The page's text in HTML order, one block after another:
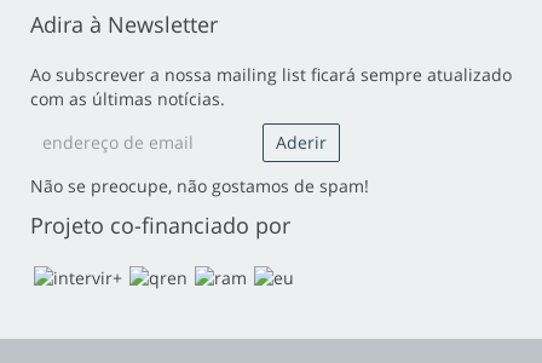
Adira à Newsletter
Ao subscrever a nossa mailing list ficará sempre atualizado
com as últimas notícias.
Não se preocupe, não gostamos de spam!
Projeto co-financiado por